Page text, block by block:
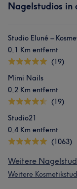
Nagelstudios in
Studio Eluné –
0,1 Km entfernt
(19)
Mimi Nails
0,2 Km entfernt
(19)
Studio21
0,4 Km entfernt
(1063)
Weitere
Weitere